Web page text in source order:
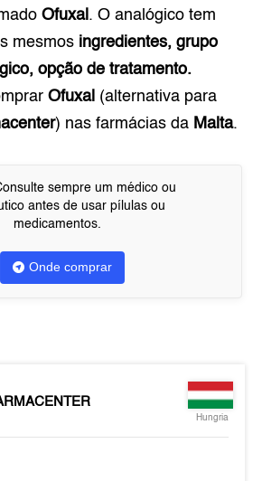
Ofuxal . O analógico tem
mesmos ingredientes, grupo
opção de tratamento.
Ofuxal (alternativa para
) nas farmácias da Malta.
sempre um médico ou
antes de usar pílulas ou
medicamentos.
Onde comprar
Hungria